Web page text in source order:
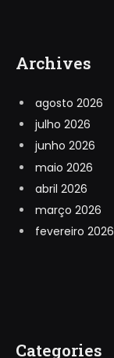
Archives
agosto 2026
julho 2026
junho 2026
maio 2026
abril 2026
março 2026
fevereiro 2026
Categories